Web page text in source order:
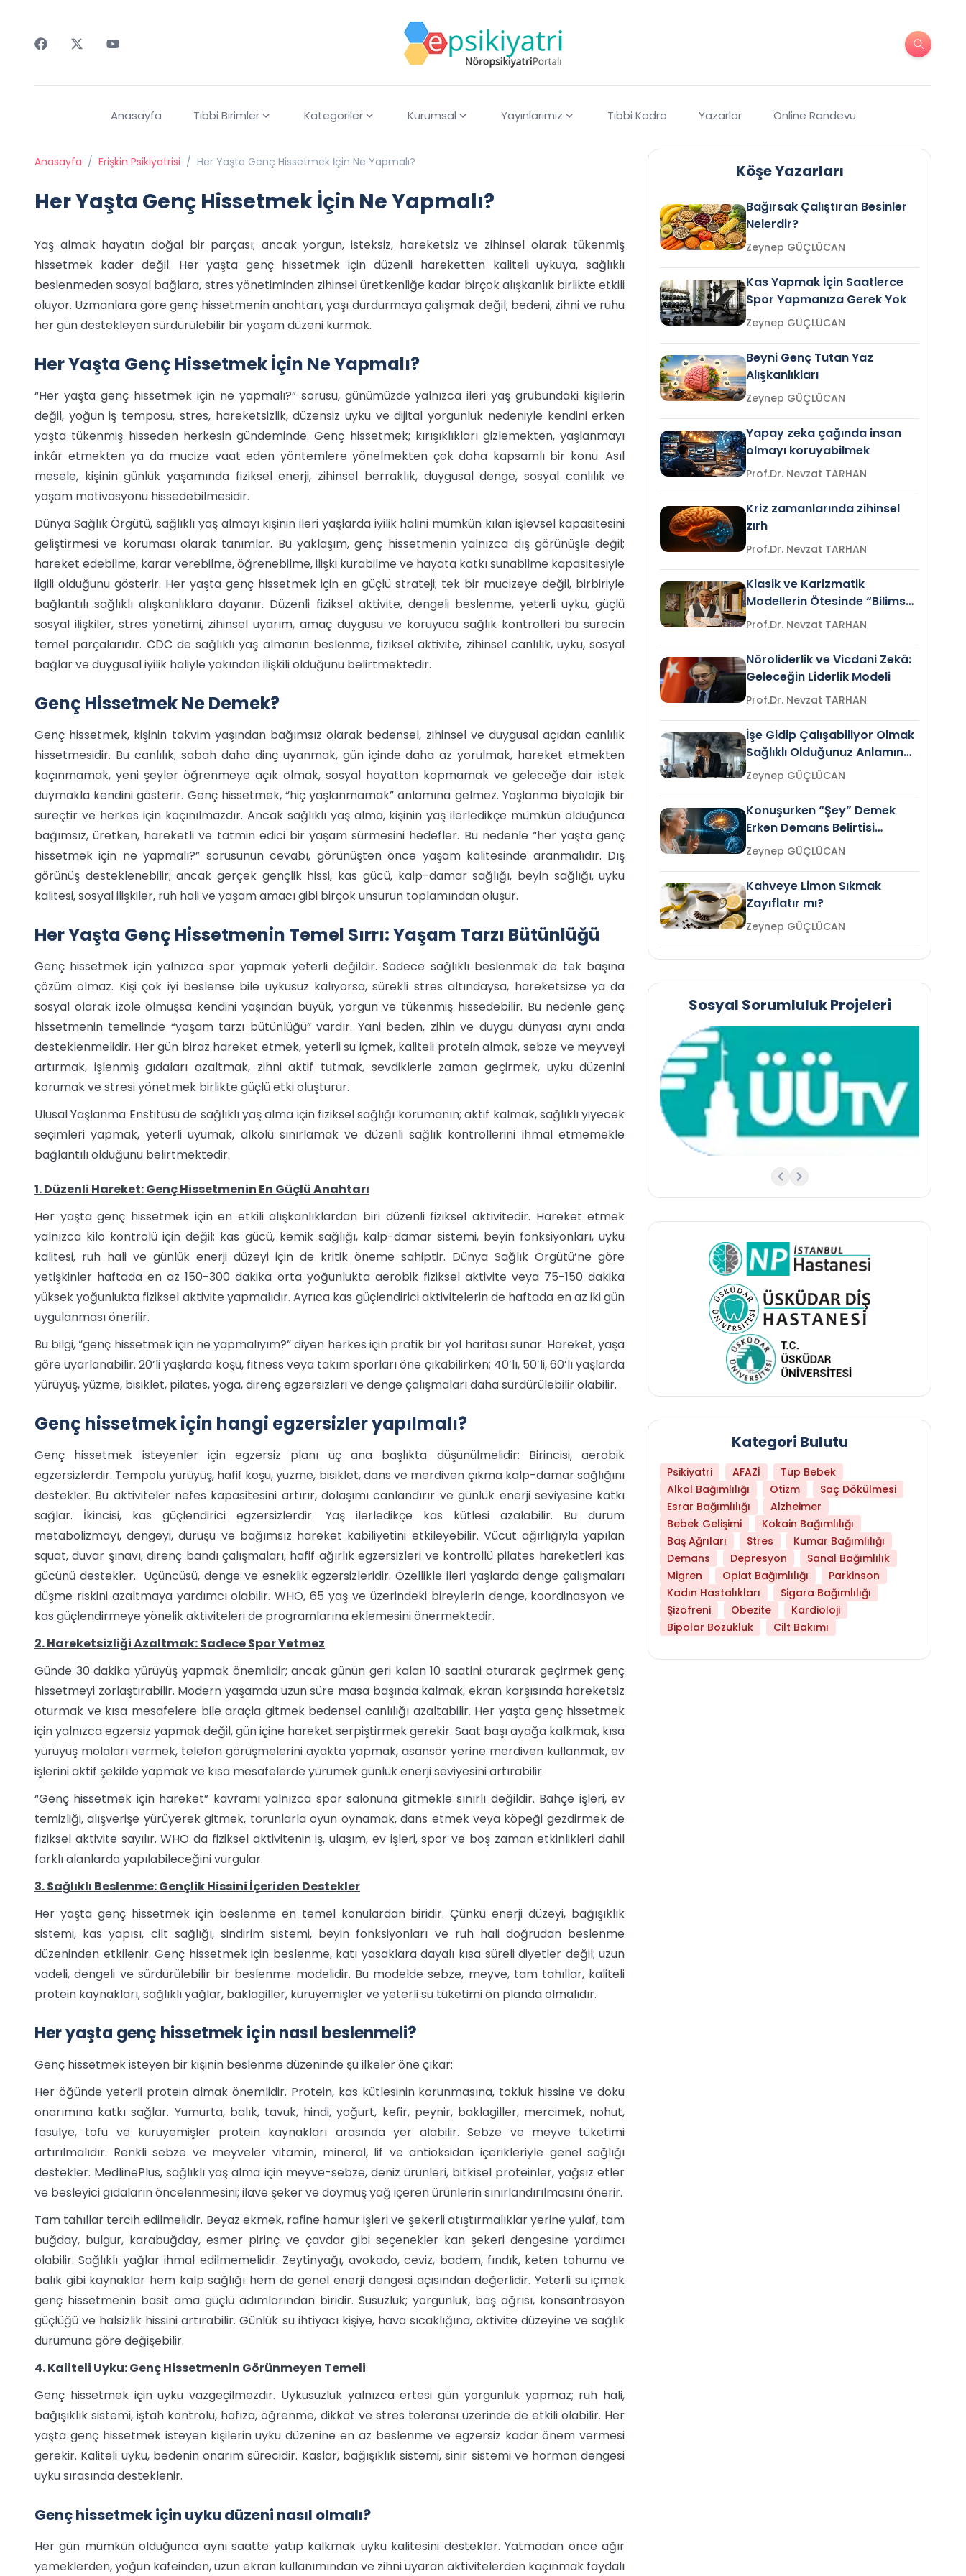
Anasayfa Tıbbi Birimler Kategoriler Kurumsal Yayınlarımız Tıbbi Kadro Yazarlar Online Randevu
Anasayfa / Erişkin Psikiyatrisi / Her Yaşta Genç Hissetmek İçin Ne Yapmalı?
Her Yaşta Genç Hissetmek İçin Ne Yapmalı?
Yaş almak hayatın doğal bir parçası; ancak yorgun, isteksiz, hareketsiz ve zihinsel olarak tükenmiş
hissetmek kader değil. Her yaşta genç hissetmek için düzenli hareketten kaliteli uykuya, sağlıklı
beslenmeden sosyal bağlara, stres yönetiminden zihinsel üretkenliğe kadar birçok alışkanlık birlikte etkili
oluyor. Uzmanlara göre genç hissetmenin anahtarı, yaşı durdurmaya çalışmak değil; bedeni, zihni ve ruhu
her gün destekleyen sürdürülebilir bir yaşam düzeni kurmak.
Her Yaşta Genç Hissetmek İçin Ne Yapmalı?
“Her yaşta genç hissetmek için ne yapmalı?” sorusu, günümüzde yalnızca ileri yaş grubundaki kişilerin
değil, yoğun iş temposu, stres, hareketsizlik, düzensiz uyku ve dijital yorgunluk nedeniyle kendini erken
yaşta tükenmiş hisseden herkesin gündeminde. Genç hissetmek; kırışıklıkları gizlemekten, yaşlanmayı
inkâr etmekten ya da mucize vaat eden yöntemlere yönelmekten çok daha kapsamlı bir konu. Asıl
mesele, kişinin günlük yaşamında fiziksel enerji, zihinsel berraklık, duygusal denge, sosyal canlılık ve
yaşam motivasyonu hissedebilmesidir.
Dünya Sağlık Örgütü, sağlıklı yaş almayı kişinin ileri yaşlarda iyilik halini mümkün kılan işlevsel kapasitesini
geliştirmesi ve koruması olarak tanımlar. Bu yaklaşım, genç hissetmenin yalnızca dış görünüşle değil;
hareket edebilme, karar verebilme, öğrenebilme, ilişki kurabilme ve hayata katkı sunabilme kapasitesiyle
ilgili olduğunu gösterir. Her yaşta genç hissetmek için en güçlü strateji; tek bir mucizeye değil, birbiriyle
bağlantılı sağlıklı alışkanlıklara dayanır. Düzenli fiziksel aktivite, dengeli beslenme, yeterli uyku, güçlü
sosyal ilişkiler, stres yönetimi, zihinsel uyarım, amaç duygusu ve koruyucu sağlık kontrolleri bu sürecin
temel parçalarıdır. CDC de sağlıklı yaş almanın beslenme, fiziksel aktivite, zihinsel canlılık, uyku, sosyal
bağlar ve duygusal iyilik haliyle yakından ilişkili olduğunu belirtmektedir.
Genç Hissetmek Ne Demek?
Genç hissetmek, kişinin takvim yaşından bağımsız olarak bedensel, zihinsel ve duygusal açıdan canlılık
hissetmesidir. Bu canlılık; sabah daha dinç uyanmak, gün içinde daha az yorulmak, hareket etmekten
kaçınmamak, yeni şeyler öğrenmeye açık olmak, sosyal hayattan kopmamak ve geleceğe dair istek
duymakla kendini gösterir. Genç hissetmek, “hiç yaşlanmamak” anlamına gelmez. Yaşlanma biyolojik bir
süreçtir ve herkes için kaçınılmazdır. Ancak sağlıklı yaş alma, kişinin yaş ilerledikçe mümkün olduğunca
bağımsız, üretken, hareketli ve tatmin edici bir yaşam sürmesini hedefler. Bu nedenle “her yaşta genç
hissetmek için ne yapmalı?” sorusunun cevabı, görünüşten önce yaşam kalitesinde aranmalıdır. Dış
görünüş desteklenebilir; ancak gerçek gençlik hissi, kas gücü, kalp-damar sağlığı, beyin sağlığı, uyku
kalitesi, sosyal ilişkiler, ruh hali ve yaşam amacı gibi birçok unsurun toplamından oluşur.
Her Yaşta Genç Hissetmenin Temel Sırrı: Yaşam Tarzı Bütünlüğü
Genç hissetmek için yalnızca spor yapmak yeterli değildir. Sadece sağlıklı beslenmek de tek başına
çözüm olmaz. Kişi çok iyi beslense bile uykusuz kalıyorsa, sürekli stres altındaysa, hareketsizse ya da
sosyal olarak izole olmuşsa kendini yaşından büyük, yorgun ve tükenmiş hissedebilir. Bu nedenle genç
hissetmenin temelinde “yaşam tarzı bütünlüğü” vardır. Yani beden, zihin ve duygu dünyası aynı anda
desteklenmelidir. Her gün biraz hareket etmek, yeterli su içmek, kaliteli protein almak, sebze ve meyveyi
artırmak, işlenmiş gıdaları azaltmak, zihni aktif tutmak, sevdiklerle zaman geçirmek, uyku düzenini
korumak ve stresi yönetmek birlikte güçlü etki oluşturur.
Ulusal Yaşlanma Enstitüsü de sağlıklı yaş alma için fiziksel sağlığı korumanın; aktif kalmak, sağlıklı yiyecek
seçimleri yapmak, yeterli uyumak, alkolü sınırlamak ve düzenli sağlık kontrollerini ihmal etmemekle
bağlantılı olduğunu belirtmektedir.
1. Düzenli Hareket: Genç Hissetmenin En Güçlü Anahtarı
Her yaşta genç hissetmek için en etkili alışkanlıklardan biri düzenli fiziksel aktivitedir. Hareket etmek
yalnızca kilo kontrolü için değil; kas gücü, kemik sağlığı, kalp-damar sistemi, beyin fonksiyonları, uyku
kalitesi, ruh hali ve günlük enerji düzeyi için de kritik öneme sahiptir. Dünya Sağlık Örgütü’ne göre
yetişkinler haftada en az 150-300 dakika orta yoğunlukta aerobik fiziksel aktivite veya 75-150 dakika
yüksek yoğunlukta fiziksel aktivite yapmalıdır. Ayrıca kas güçlendirici aktivitelerin de haftada en az iki gün
uygulanması önerilir.
Bu bilgi, “genç hissetmek için ne yapmalıyım?” diyen herkes için pratik bir yol haritası sunar. Hareket, yaşa
göre uyarlanabilir. 20’li yaşlarda koşu, fitness veya takım sporları öne çıkabilirken; 40’lı, 50’li, 60’lı yaşlarda
yürüyüş, yüzme, bisiklet, pilates, yoga, direnç egzersizleri ve denge çalışmaları daha sürdürülebilir olabilir.
Genç hissetmek için hangi egzersizler yapılmalı?
Genç hissetmek isteyenler için egzersiz planı üç ana başlıkta düşünülmelidir: Birincisi, aerobik
egzersizlerdir. Tempolu yürüyüş, hafif koşu, yüzme, bisiklet, dans ve merdiven çıkma kalp-damar sağlığını
destekler. Bu aktiviteler nefes kapasitesini artırır, dolaşımı canlandırır ve günlük enerji seviyesine katkı
sağlar. İkincisi, kas güçlendirici egzersizlerdir. Yaş ilerledikçe kas kütlesi azalabilir. Bu durum
metabolizmayı, dengeyi, duruşu ve bağımsız hareket kabiliyetini etkileyebilir. Vücut ağırlığıyla yapılan
squat, duvar şınavı, direnç bandı çalışmaları, hafif ağırlık egzersizleri ve kontrollü pilates hareketleri kas
gücünü destekler. Üçüncüsü, denge ve esneklik egzersizleridir. Özellikle ileri yaşlarda denge çalışmaları
düşme riskini azaltmaya yardımcı olabilir. WHO, 65 yaş ve üzerindeki bireylerin denge, koordinasyon ve
kas güçlendirmeye yönelik aktiviteleri de programlarına eklemesini önermektedir.
2. Hareketsizliği Azaltmak: Sadece Spor Yetmez
Günde 30 dakika yürüyüş yapmak önemlidir; ancak günün geri kalan 10 saatini oturarak geçirmek genç
hissetmeyi zorlaştırabilir. Modern yaşamda uzun süre masa başında kalmak, ekran karşısında hareketsiz
oturmak ve kısa mesafelere bile araçla gitmek bedensel canlılığı azaltabilir. Her yaşta genç hissetmek
için yalnızca egzersiz yapmak değil, gün içine hareket serpiştirmek gerekir. Saat başı ayağa kalkmak, kısa
yürüyüş molaları vermek, telefon görüşmelerini ayakta yapmak, asansör yerine merdiven kullanmak, ev
işlerini aktif şekilde yapmak ve kısa mesafelerde yürümek günlük enerji seviyesini artırabilir.
“Genç hissetmek için hareket” kavramı yalnızca spor salonuna gitmekle sınırlı değildir. Bahçe işleri, ev
temizliği, alışverişe yürüyerek gitmek, torunlarla oyun oynamak, dans etmek veya köpeği gezdirmek de
fiziksel aktivite sayılır. WHO da fiziksel aktivitenin iş, ulaşım, ev işleri, spor ve boş zaman etkinlikleri dahil
farklı alanlarda yapılabileceğini vurgular.
3. Sağlıklı Beslenme: Gençlik Hissini İçeriden Destekler
Her yaşta genç hissetmek için beslenme en temel konulardan biridir. Çünkü enerji düzeyi, bağışıklık
sistemi, kas yapısı, cilt sağlığı, sindirim sistemi, beyin fonksiyonları ve ruh hali doğrudan beslenme
düzeninden etkilenir. Genç hissetmek için beslenme, katı yasaklara dayalı kısa süreli diyetler değil; uzun
vadeli, dengeli ve sürdürülebilir bir beslenme modelidir. Bu modelde sebze, meyve, tam tahıllar, kaliteli
protein kaynakları, sağlıklı yağlar, baklagiller, kuruyemişler ve yeterli su tüketimi ön planda olmalıdır.
Her yaşta genç hissetmek için nasıl beslenmeli?
Genç hissetmek isteyen bir kişinin beslenme düzeninde şu ilkeler öne çıkar:
Her öğünde yeterli protein almak önemlidir. Protein, kas kütlesinin korunmasına, tokluk hissine ve doku
onarımına katkı sağlar. Yumurta, balık, tavuk, hindi, yoğurt, kefir, peynir, baklagiller, mercimek, nohut,
fasulye, tofu ve kuruyemişler protein kaynakları arasında yer alabilir. Sebze ve meyve tüketimi
artırılmalıdır. Renkli sebze ve meyveler vitamin, mineral, lif ve antioksidan içerikleriyle genel sağlığı
destekler. MedlinePlus, sağlıklı yaş alma için meyve-sebze, deniz ürünleri, bitkisel proteinler, yağsız etler
ve besleyici gıdaların öncelenmesini; ilave şeker ve doymuş yağ içeren ürünlerin sınırlandırılmasını önerir.
Tam tahıllar tercih edilmelidir. Beyaz ekmek, rafine hamur işleri ve şekerli atıştırmalıklar yerine yulaf, tam
buğday, bulgur, karabuğday, esmer pirinç ve çavdar gibi seçenekler kan şekeri dengesine yardımcı
olabilir. Sağlıklı yağlar ihmal edilmemelidir. Zeytinyağı, avokado, ceviz, badem, fındık, keten tohumu ve
balık gibi kaynaklar hem kalp sağlığı hem de genel enerji dengesi açısından değerlidir. Yeterli su içmek
genç hissetmenin basit ama güçlü adımlarından biridir. Susuzluk; yorgunluk, baş ağrısı, konsantrasyon
güçlüğü ve halsizlik hissini artırabilir. Günlük su ihtiyacı kişiye, hava sıcaklığına, aktivite düzeyine ve sağlık
durumuna göre değişebilir.
4. Kaliteli Uyku: Genç Hissetmenin Görünmeyen Temeli
Genç hissetmek için uyku vazgeçilmezdir. Uykusuzluk yalnızca ertesi gün yorgunluk yapmaz; ruh hali,
bağışıklık sistemi, iştah kontrolü, hafıza, öğrenme, dikkat ve stres toleransı üzerinde de etkili olabilir. Her
yaşta genç hissetmek isteyen kişilerin uyku düzenine en az beslenme ve egzersiz kadar önem vermesi
gerekir. Kaliteli uyku, bedenin onarım sürecidir. Kaslar, bağışıklık sistemi, sinir sistemi ve hormon dengesi
uyku sırasında desteklenir.
Genç hissetmek için uyku düzeni nasıl olmalı?
Her gün mümkün olduğunca aynı saatte yatıp kalkmak uyku kalitesini destekler. Yatmadan önce ağır
yemeklerden, yoğun kafeinden, uzun ekran kullanımından ve zihni uyaran aktivitelerden kaçınmak faydalı
Köşe Yazarları
Bağırsak Çalıştıran Besinler
Nelerdir?
Zeynep GÜÇLÜCAN
Kas Yapmak İçin Saatlerce
Spor Yapmanıza Gerek Yok
Zeynep GÜÇLÜCAN
Beyni Genç Tutan Yaz
Alışkanlıkları
Zeynep GÜÇLÜCAN
Yapay zeka çağında insan
olmayı koruyabilmek
Prof.Dr. Nevzat TARHAN
Kriz zamanlarında zihinsel
zırh
Prof.Dr. Nevzat TARHAN
Klasik ve Karizmatik
Modellerin Ötesinde “Bilimsel
Liderlik”
Prof.Dr. Nevzat TARHAN
Nöroliderlik ve Vicdani Zekâ:
Geleceğin Liderlik Modeli
Prof.Dr. Nevzat TARHAN
İşe Gidip Çalışabiliyor Olmak
Sağlıklı Olduğunuz Anlamına
Gelir mi?Zeynep GÜÇLÜCAN
Konuşurken “Şey” Demek
Erken Demans Belirtisi
Olabilir mi?Zeynep GÜÇLÜCAN
Kahveye Limon Sıkmak
Zayıflatır mı?
Zeynep GÜÇLÜCAN
Sosyal Sorumluluk Projeleri
Kategori Bulutu
Psikiyatri AFAZİ
Tüp Bebek
Alkol Bağımlılığı
Otizm
Saç Dökülmesi
Esrar Bağımlılığı
Alzheimer
Bebek Gelişimi
Kokain Bağımlılığı
Baş Ağrıları
Stres
Kumar Bağımlılığı
Demans
Depresyon
Sanal Bağımlılık
Migren
Opiat Bağımlılığı
Parkinson
Kadın Hastalıkları
Sigara Bağımlılığı
Şizofreni
Obezite
Kardioloji
Bipolar Bozukluk
Cilt Bakımı